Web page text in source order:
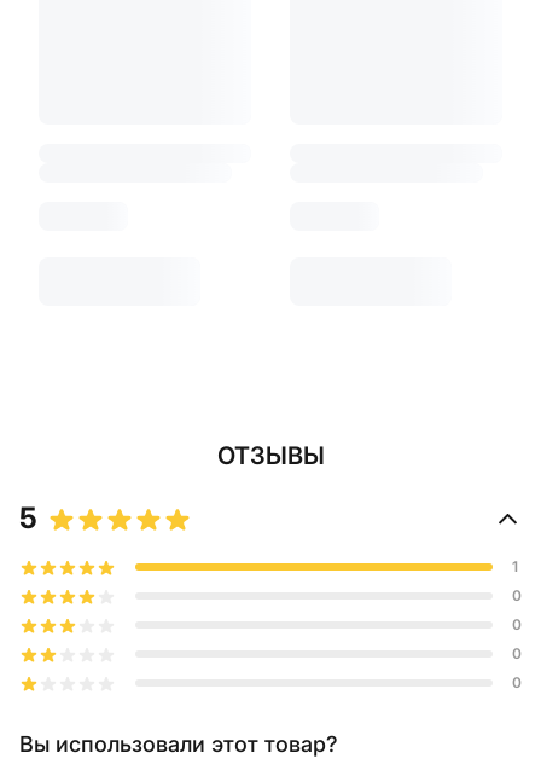
ОТЗЫВЫ
5
1
0
0
0
0
Вы использовали этот товар?